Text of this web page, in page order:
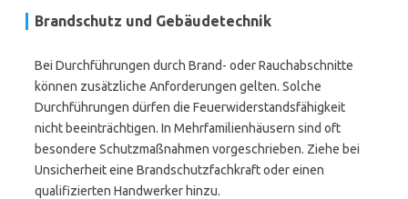
Brandschutz und Gebäudetechnik
Bei Durchführungen durch Brand- oder Rauchabschnitte
können zusätzliche Anforderungen gelten. Solche
Durchführungen dürfen die Feuerwiderstandsfähigkeit
nicht beeinträchtigen. In Mehrfamilienhäusern sind oft
besondere Schutzmaßnahmen vorgeschrieben. Ziehe bei
Unsicherheit eine Brandschutzfachkraft oder einen
qualifizierten Handwerker hinzu.